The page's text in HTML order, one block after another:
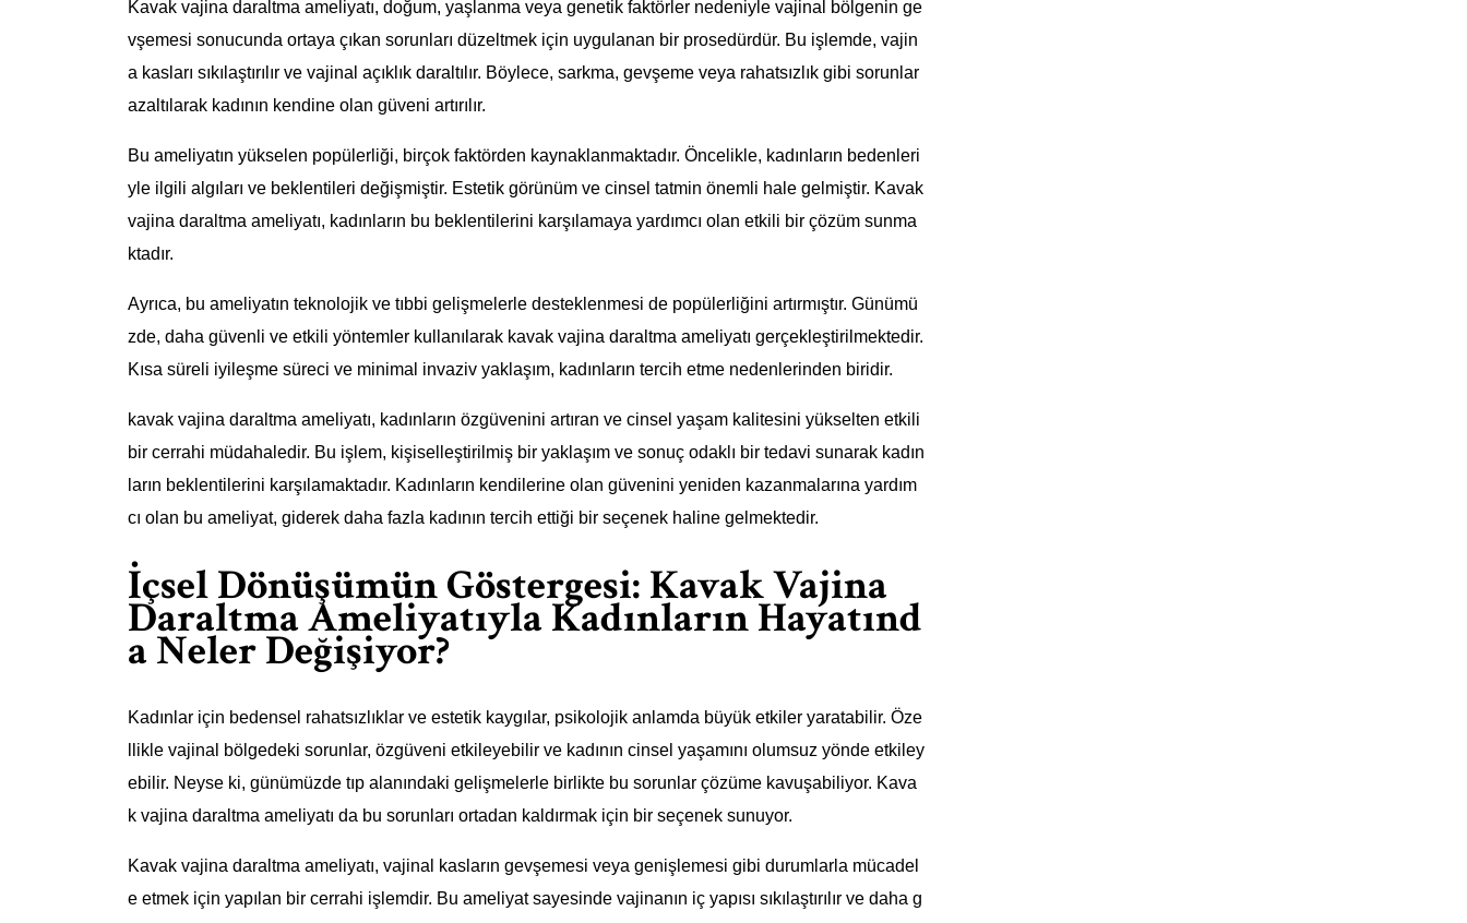
Kavak vajina daraltma ameliyatı, doğum, yaşlanma veya genetik faktörler nedeniyle vajinal bölgenin ge
vşemesi sonucunda ortaya çıkan sorunları düzeltmek için uygulanan bir prosedürdür. Bu işlemde, vajin
a kasları sıkılaştırılır ve vajinal açıklık daraltılır. Böylece, sarkma, gevşeme veya rahatsızlık gibi sorunlar
azaltılarak kadının kendine olan güveni artırılır.
Bu ameliyatın yükselen popülerliği, birçok faktörden kaynaklanmaktadır. Öncelikle, kadınların bedenleri
yle ilgili algıları ve beklentileri değişmiştir. Estetik görünüm ve cinsel tatmin önemli hale gelmiştir. Kavak
vajina daraltma ameliyatı, kadınların bu beklentilerini karşılamaya yardımcı olan etkili bir çözüm sunma
ktadır.
Ayrıca, bu ameliyatın teknolojik ve tıbbi gelişmelerle desteklenmesi de popülerliğini artırmıştır. Günümü
zde, daha güvenli ve etkili yöntemler kullanılarak kavak vajina daraltma ameliyatı gerçekleştirilmektedir.
Kısa süreli iyileşme süreci ve minimal invaziv yaklaşım, kadınların tercih etme nedenlerinden biridir.
kavak vajina daraltma ameliyatı, kadınların özgüvenini artıran ve cinsel yaşam kalitesini yükselten etkili
bir cerrahi müdahaledir. Bu işlem, kişiselleştirilmiş bir yaklaşım ve sonuç odaklı bir tedavi sunarak kadın
ların beklentilerini karşılamaktadır. Kadınların kendilerine olan güvenini yeniden kazanmalarına yardım
cı olan bu ameliyat, giderek daha fazla kadının tercih ettiği bir seçenek haline gelmektedir.
İçsel Dönüşümün Göstergesi: Kavak Vajina
Daraltma Ameliyatıyla Kadınların Hayatınd
a Neler Değişiyor?
Kadınlar için bedensel rahatsızlıklar ve estetik kaygılar, psikolojik anlamda büyük etkiler yaratabilir. Öze
llikle vajinal bölgedeki sorunlar, özgüveni etkileyebilir ve kadının cinsel yaşamını olumsuz yönde etkiley
ebilir. Neyse ki, günümüzde tıp alanındaki gelişmelerle birlikte bu sorunlar çözüme kavuşabiliyor. Kava
k vajina daraltma ameliyatı da bu sorunları ortadan kaldırmak için bir seçenek sunuyor.
Kavak vajina daraltma ameliyatı, vajinal kasların gevşemesi veya genişlemesi gibi durumlarla mücadel
e etmek için yapılan bir cerrahi işlemdir. Bu ameliyat sayesinde vajinanın iç yapısı sıkılaştırılır ve daha g